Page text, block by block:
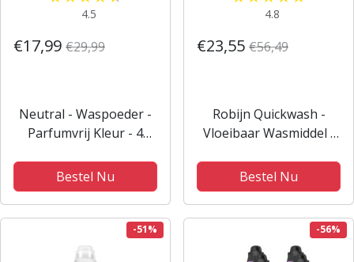
4.5
€17,99 €29,99
Neutral - Waspoeder -
Parfumvrij Kleur - 4
wasbeurten -
Voordeelverpakking
Bestel Nu
4.8
€23,55 €56,49
Robijn Quickwash -
Vloeibaar Wasmiddel -
flessen - 66 Wasbeurten
- Voordeelverpakking
Bestel Nu
-51% -56%